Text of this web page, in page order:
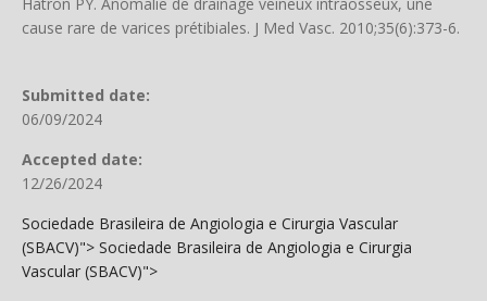
cause rare de varices prétibiales. J Med Vasc. 2010;35(6):373-6.
Submitted date:
06/09/2024
Accepted date:
12/26/2024
Sociedade Brasileira de Angiologia e Cirurgia Vascular
(SBACV)"> Sociedade Brasileira de Angiologia e Cirurgia
Vascular (SBACV)">